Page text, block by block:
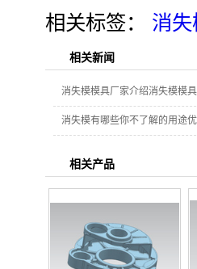
相关标签： 消失
相关新闻
消失模模具厂家介绍消失模模
消失模有哪些你不了解的用途
相关产品